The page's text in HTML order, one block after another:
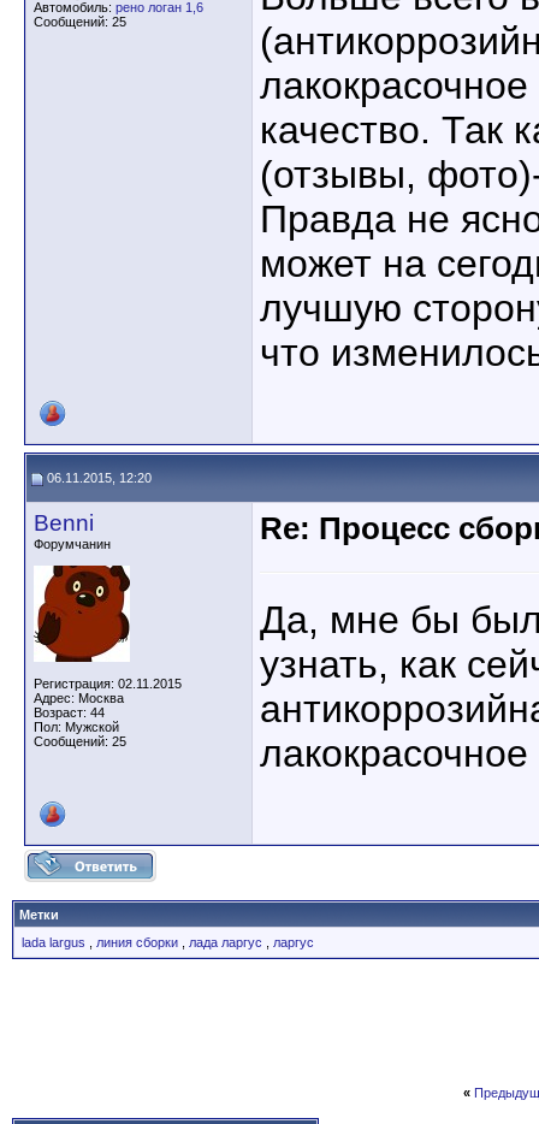
Автомобиль: рено логан 1,6
Сообщений: 25
качество. Так
(отзывы,
Правда не
может на
лучшую
что
06.11.2015, 12:20
Benni
Форумчанин
Регистрация: 02.11.2015
Адрес: Москва
Возраст: 44
Пол: Мужской
Сообщений: 25
Re: Процесс
Да, мне бы
узнать, как
Метки
lada largus
линия сборки лада ларгус ларгус
«